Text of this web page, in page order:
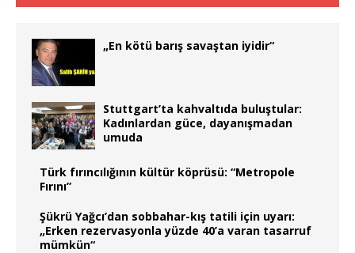
„En kötü barış savaştan iyidir“
Stuttgart’ta kahvaltıda buluştular:
Kadınlardan güce, dayanışmadan
umuda
Türk fırıncılığının kültür köprüsü: “Metropole
Fırını”
Şükrü Yağcı’dan sobbahar-kış tatili için uyarı:
„Erken rezervasyonla yüzde 40’a varan tasarruf
mümkün“